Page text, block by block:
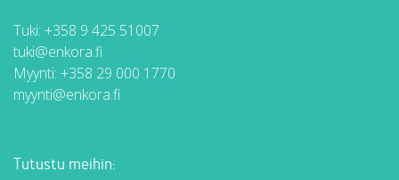
Tuki: +358 9 425 51007
tuki@enkora.fi
Myynti: +358 29 000 1770
myynti@enkora.fi
Tutustu meihin: